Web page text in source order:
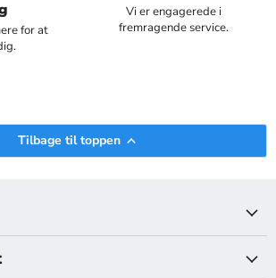
for at
Vi er engagerede i
fremragende service.
Tilbage til toppen